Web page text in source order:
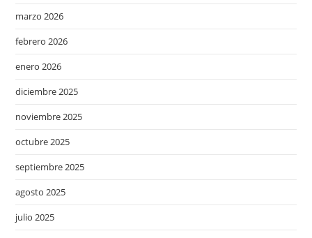
marzo 2026
febrero 2026
enero 2026
diciembre 2025
noviembre 2025
octubre 2025
septiembre 2025
agosto 2025
julio 2025